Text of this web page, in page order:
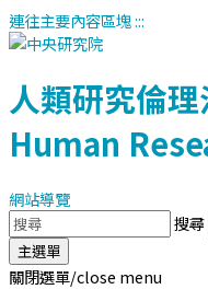
連往主要內容區塊:::
人類研究倫
Human
網站導覽
搜尋
主選單
關閉選單/close menu